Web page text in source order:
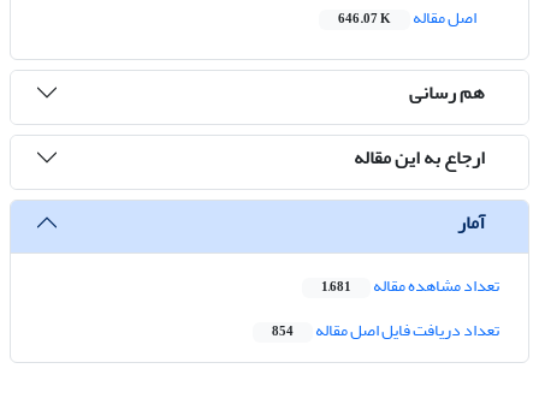
اصل مقاله
646.07 K
هم رسانی
ارجاع به این مقاله
آمار
تعداد مشاهده مقاله 1,681
تعداد دریافت فایل اصل مقاله 854